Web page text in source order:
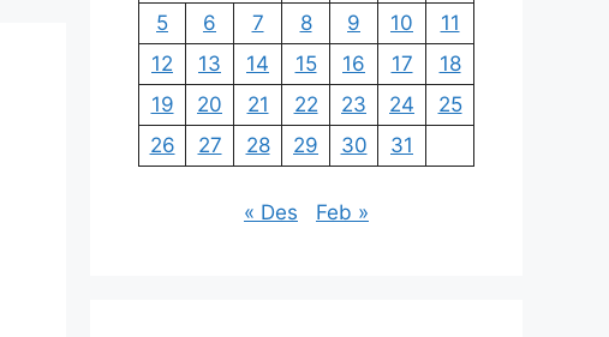
5
6 7 8 9 10
11
12
13 14 15 16 17
18
19
20 21 22 23 24
25
26
27 28 29 30 31
« Des Feb »